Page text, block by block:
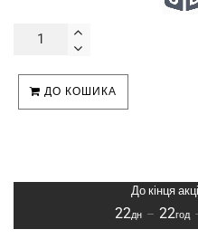
ДО КОШИКА
До кінця
22дн – 22год